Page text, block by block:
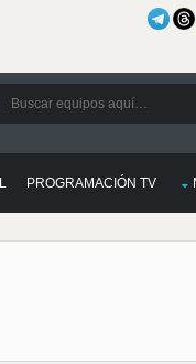
PROGRAMACIÓN TV